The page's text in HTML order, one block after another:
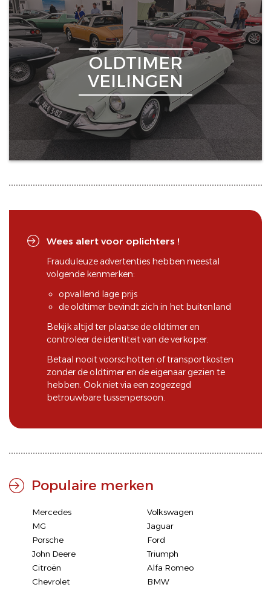
OLDTIMER
VEILINGEN
Wees alert voor oplichters !
Frauduleuze advertenties hebben meestal
volgende kenmerken:
opvallend lage prijs
de oldtimer bevindt zich in het buitenland
Bekijk altijd ter plaatse de oldtimer en
controleer de identiteit van de verkoper.
Betaal nooit voorschotten of transportkosten
zonder de oldtimer en de eigenaar gezien te
hebben. Ook niet via een zogezegd
betrouwbare tussenpersoon.
Populaire merken
Mercedes
Volkswagen
MG
Jaguar
Porsche
Ford
John Deere
Triumph
Citroën
Alfa Romeo
Chevrolet
BMW